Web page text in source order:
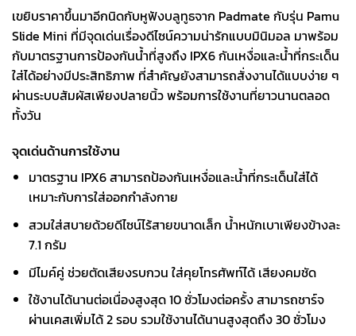
เขยิบราคาขึ้นมาอีกนิดกับหูฟังบลูทูธจาก Padmate กับรุ่น Pamu
Slide Mini ที่มีจุดเด่นเรื่องดีไซน์ความน่ารักแบบมินิมอล มาพร้อม
กับมาตรฐานการป้องกันน้ำที่สูงถึง IPX6 กันเหงื่อและน้ำที่กระเด็น
ใส่ได้อย่างมีประสิทธิภาพ ที่สำคัญยังสามารถสั่งงานได้แบบง่าย ๆ
ผ่านระบบสัมผัสเพียงปลายนิ้ว พร้อมการใช้งานที่ยาวนานตลอด
ทั้งวัน
จุดเด่นด้านการใช้งาน
มาตรฐาน IPX6 สามารถป้องกันเหงื่อและน้ำที่กระเด็นใส่ได้
เหมาะกับการใส่ออกกำลังกาย
สวมใส่สบายด้วยดีไซน์ไร้สายขนาดเล็ก น้ำหนักเบาเพียงข้างละ
7.1 กรัม
มีไมค์คู่ ช่วยตัดเสียงรบกวน ใส่คุยโทรศัพท์ได้ เสียงคมชัด
ใช้งานได้นานต่อเนื่องสูงสุด 10 ชั่วโมงต่อครั้ง สามารถชาร์จ
ผ่านเคสเพิ่มได้ 2 รอบ รวมใช้งานได้นานสูงสุดถึง 30 ชั่วโมง